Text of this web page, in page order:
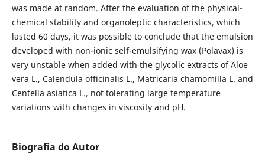
was made at random. After the evaluation of the physical-
chemical stability and organoleptic characteristics, which
lasted 60 days, it was possible to conclude that the emulsion
developed with non-ionic self-emulsifying wax (Polavax) is
very unstable when added with the glycolic extracts of Aloe
vera L., Calendula officinalis L., Matricaria chamomilla L. and
Centella asiatica L., not tolerating large temperature
variations with changes in viscosity and pH.
Biografia do Autor